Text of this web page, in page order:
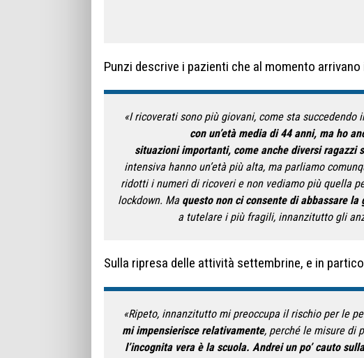
Punzi descrive i pazienti che al momento arrivano
«I ricoverati sono più giovani, come sta
con un’età media di 44 anni, ma ho
situazioni importanti, come anche diversi ragazzi
intensiva hanno un’età più alta, ma parliamo
ridotti i numeri di ricoveri e non vediamo più quella
lockdown. Ma questo non ci consente di abbassare
a tutelare i più fragili, innanzitutto gli
Sulla ripresa delle attività settembrine, e in
«Ripeto, innanzitutto mi preoccupa il rischio per le
mi impensierisce relativamente, perché le misure di
l’incognita vera è la scuola. Andrei un po’ cauto